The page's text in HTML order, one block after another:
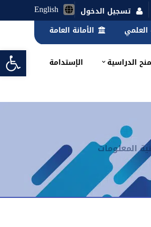
English
تسجيل الدخول
العلمي الأمانة العامة
الدراسية الإستدامة
المعلومات